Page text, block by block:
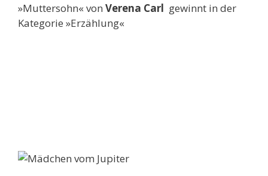
»Muttersohn« von Verena Carl gewinnt in der
Kategorie »Erzählung«